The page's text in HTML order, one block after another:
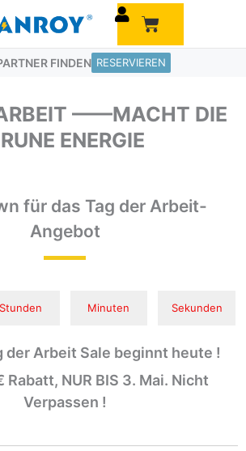
Warenkorb
FINDEN RESERVIEREN
——MACHT DIE
ENERGIE
für das Tag der Arbeit-
Angebot
Stunden Minuten Sekunden
der Arbeit Sale beginnt heute !
NUR BIS 3. Mai. Nicht
Verpassen !